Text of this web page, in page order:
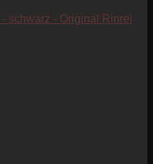
- schwarz - Original Rinrei